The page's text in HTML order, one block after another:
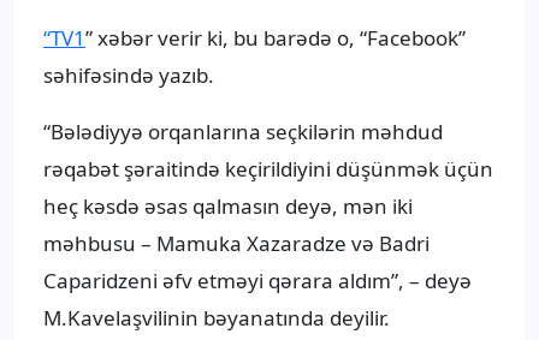
“TV1” xəbər verir ki, bu barədə o, “Facebook”
səhifəsində yazıb.
“Bələdiyyə orqanlarına seçkilərin məhdud
rəqabət şəraitində keçirildiyini düşünmək üçün
heç kəsdə əsas qalmasın deyə, mən iki
məhbusu – Mamuka Xazaradze və Badri
Caparidzeni əfv etməyi qərara aldım”, – deyə
M.Kavelaşvilinin bəyanatında deyilir.